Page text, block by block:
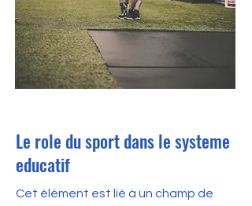
Le role du sport dans le systeme
educatif
Cet élément est lié à un champ de